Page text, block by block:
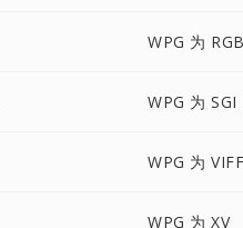
WPG 为
WPG 为 SGI
WPG 为
WPG 为 XV